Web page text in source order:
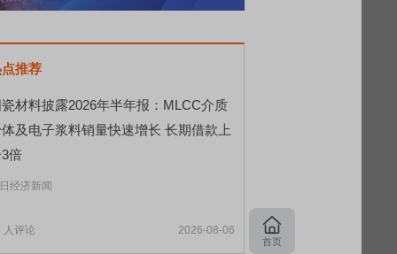
推荐
材料披露2026年半年报：MLCC介质
及电子浆料销量快速增长 长期借款上
倍
经济新闻
人评论 2026-08-06
首页